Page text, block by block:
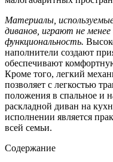
Материалы,
диванов, играют не
функциональность.
наполнители создают
обеспечивают
Кроме того, легкий
позволяет с легкостью
положения в спальное и
раскладной диван на
исполнении является
всей семьи.
Содержание